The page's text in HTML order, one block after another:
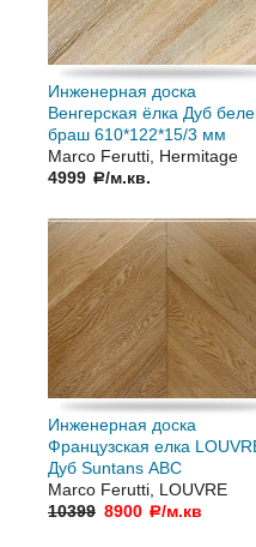
Инженерная доска
Венгерская ёлка Дуб
браш 610*122*15/3 мм
Marco Ferutti, Hermitage
4999 a/м.кв.
Инженерная доска
Французская елка
Дуб Suntans АВC
Marco Ferutti, LOUVRE
10399 8900 a/м.кв